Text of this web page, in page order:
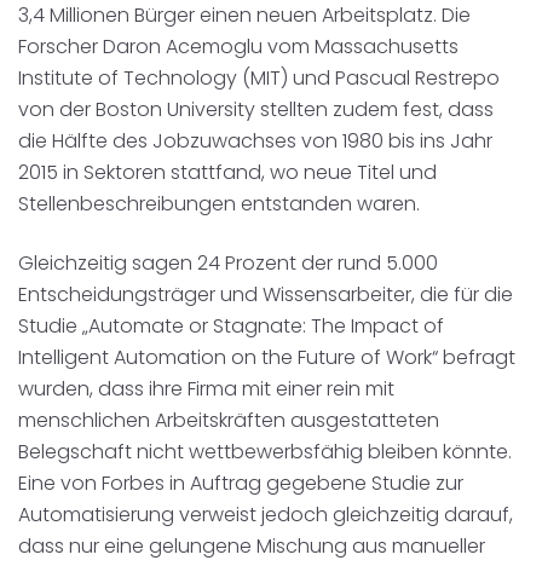
3,4 Millionen Bürger einen neuen Arbeitsplatz. Die
Forscher Daron Acemoglu vom Massachusetts
Institute of Technology (MIT) und Pascual Restrepo
von der Boston University stellten zudem fest, dass
die Hälfte des Jobzuwachses von 1980 bis ins Jahr
2015 in Sektoren stattfand, wo neue Titel und
Stellenbeschreibungen entstanden waren.
Gleichzeitig sagen 24 Prozent der rund 5.000
Entscheidungsträger und Wissensarbeiter, die für die
Studie „Automate or Stagnate: The Impact of
Intelligent Automation on the Future of Work“ befragt
wurden, dass ihre Firma mit einer rein mit
menschlichen Arbeitskräften ausgestatteten
Belegschaft nicht wettbewerbsfähig bleiben könnte.
Eine von Forbes in Auftrag gegebene Studie zur
Automatisierung verweist jedoch gleichzeitig darauf,
dass nur eine gelungene Mischung aus manueller